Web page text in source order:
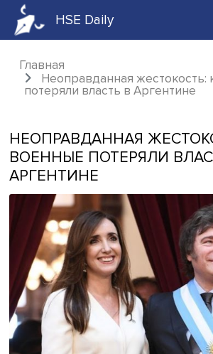
HSE Daily
Главная
Неоправданная
НЕОПРАВДАННАЯ
ВОЕННЫЕ ПОТЕРЯЛИ
АРГЕНТИНЕ